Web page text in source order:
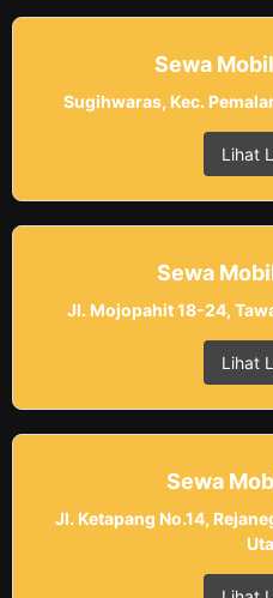
Sewa
Sugihwaras, Kec.
Lihat
Sewa
Jl. Mojopahit 18-24,
Lihat
Sewa
Jl. Ketapang No.14,